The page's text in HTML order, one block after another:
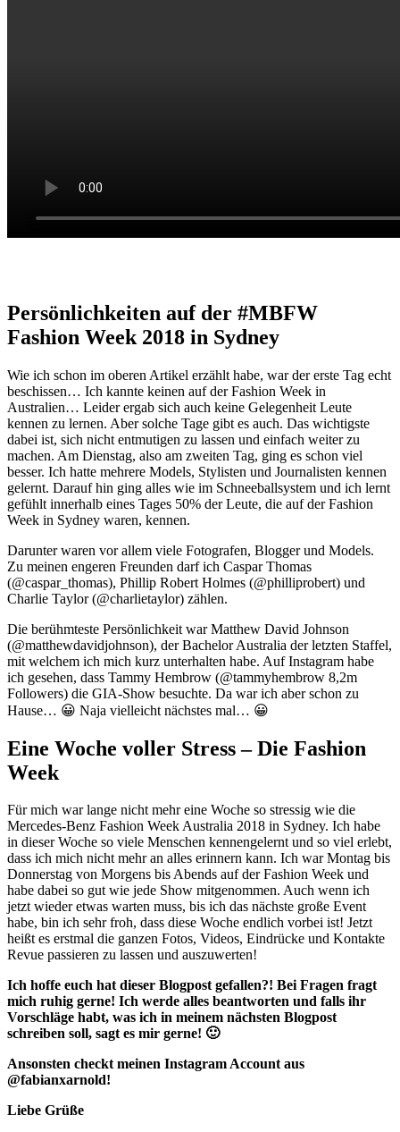
Persönlichkeiten auf der #MBFW
Fashion Week 2018 in Sydney
Wie ich schon im oberen Artikel erzählt habe, war der erste Tag echt
beschissen… Ich kannte keinen auf der Fashion Week in
Australien… Leider ergab sich auch keine Gelegenheit Leute
kennen zu lernen. Aber solche Tage gibt es auch. Das wichtigste
dabei ist, sich nicht entmutigen zu lassen und einfach weiter zu
machen. Am Dienstag, also am zweiten Tag, ging es schon viel
besser. Ich hatte mehrere Models, Stylisten und Journalisten kennen
gelernt. Darauf hin ging alles wie im Schneeballsystem und ich lernt
gefühlt innerhalb eines Tages 50% der Leute, die auf der Fashion
Week in Sydney waren, kennen.
Darunter waren vor allem viele Fotografen, Blogger und Models.
Zu meinen engeren Freunden darf ich Caspar Thomas
(@caspar_thomas), Phillip Robert Holmes (@philliprobert) und
Charlie Taylor (@charlietaylor) zählen.
Die berühmteste Persönlichkeit war Matthew David Johnson
(@matthewdavidjohnson), der Bachelor Australia der letzten Staffel,
mit welchem ich mich kurz unterhalten habe. Auf Instagram habe
ich gesehen, dass Tammy Hembrow (@tammyhembrow 8,2m
Followers) die GIA-Show besuchte. Da war ich aber schon zu
Hause… 😀 Naja vielleicht nächstes mal… 😀
Eine Woche voller Stress – Die Fashion
Week
Für mich war lange nicht mehr eine Woche so stressig wie die
Mercedes-Benz Fashion Week Australia 2018 in Sydney. Ich habe
in dieser Woche so viele Menschen kennengelernt und so viel erlebt,
dass ich mich nicht mehr an alles erinnern kann. Ich war Montag bis
Donnerstag von Morgens bis Abends auf der Fashion Week und
habe dabei so gut wie jede Show mitgenommen. Auch wenn ich
jetzt wieder etwas warten muss, bis ich das nächste große Event
habe, bin ich sehr froh, dass diese Woche endlich vorbei ist! Jetzt
heißt es erstmal die ganzen Fotos, Videos, Eindrücke und Kontakte
Revue passieren zu lassen und auszuwerten!
Ich hoffe euch hat dieser Blogpost gefallen?! Bei Fragen fragt
mich ruhig gerne! Ich werde alles beantworten und falls ihr
Vorschläge habt, was ich in meinem nächsten Blogpost
schreiben soll, sagt es mir gerne! 🙂
Ansonsten checkt meinen Instagram Account aus
@fabianxarnold!
Liebe Grüße